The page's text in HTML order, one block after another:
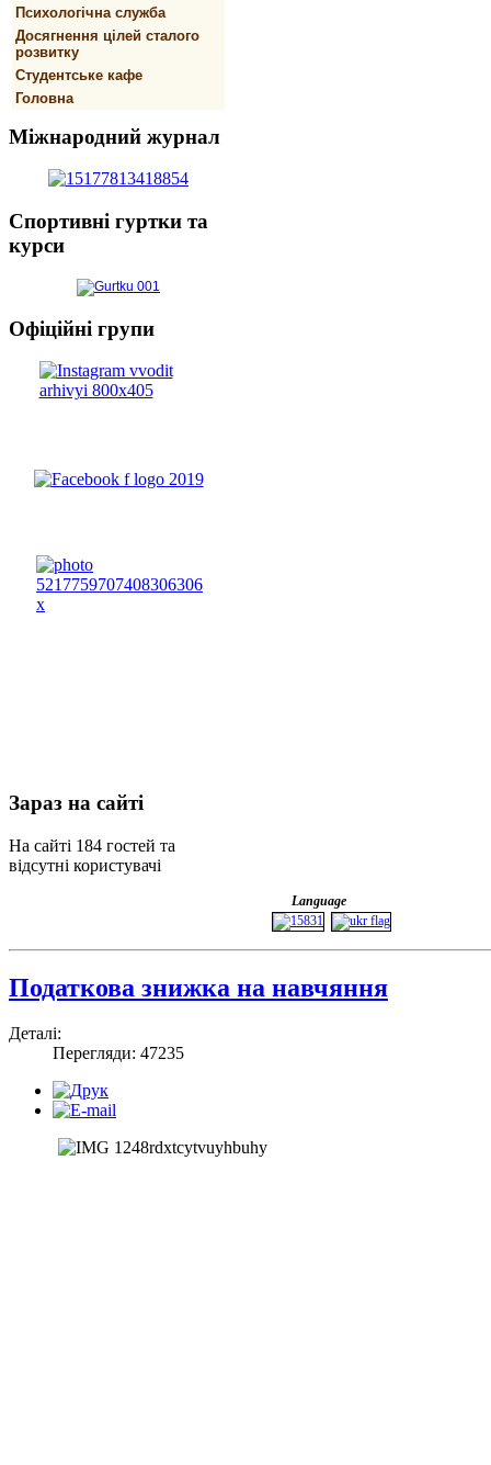
Психологічна служба
Досягнення цілей сталого
розвитку
Студентське кафе
Головна
Міжнародний журнал
Спортивнi гуртки та
курси
Офіційні групи
Зараз на сайті
На сайті 184 гостей та
відсутні користувачі
Language
Податкова знижка на навчяння
Деталі:
Перегляди: 47235